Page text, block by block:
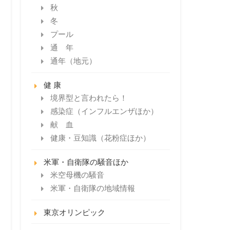
秋
冬
プール
通 年
通年（地元）
健 康
境界型と言われたら！
感染症（インフルエンザほか）
献 血
健康・豆知識（花粉症ほか）
米軍・自衛隊の騒音ほか
米空母機の騒音
米軍・自衛隊の地域情報
東京オリンピック